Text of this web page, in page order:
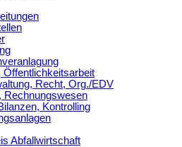
Öffentlichkeitsarbeit
Recht, Org./EDV
Rechnungswesen
Kontrolling
Abfallwirtschaft